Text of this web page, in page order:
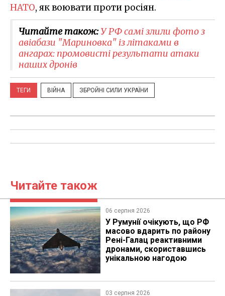
НАТО, як воювати проти росіян.
Читайте також:У РФ самі злили фото з
авіабази "Мариновка" із літаками в
ангарах: промовисті результати атаки
наших дронів
ТЕГИ ВІЙНА ЗБРОЙНІ СИЛИ УКРАЇНИ
Читайте також
06 серпня 2026
У Румунії очікують, що РФ
масово вдарить по району
Рені-Галац реактивними
дронами, скориставшись
унікальною нагодою
03 серпня 2026